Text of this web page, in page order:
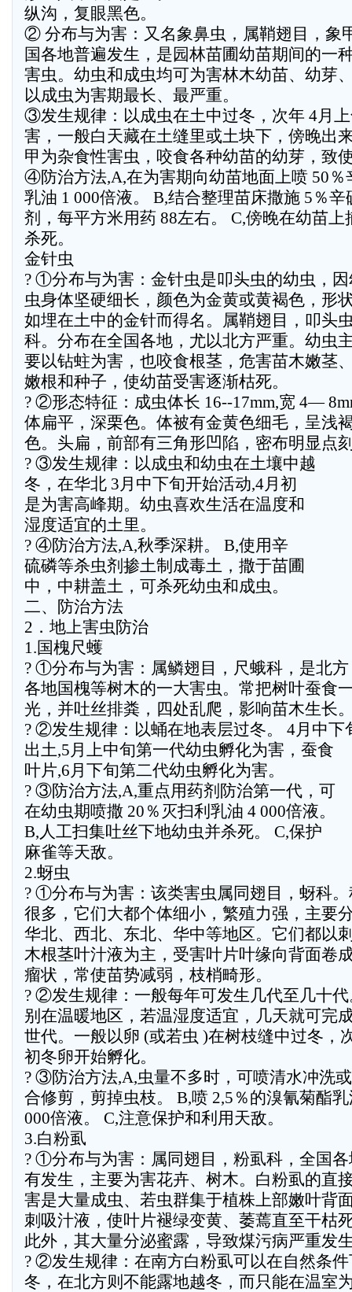
纵沟，复眼黑色。
② 分布与为害：又名象鼻虫，属鞘翅目，象
国各地普遍发生，是园林苗圃幼苗期间的一
害虫。幼虫和成虫均可为害林木幼苗、幼芽
以成虫为害期最长、最严重。
③发生规律：以成虫在土中过冬，次年 4月
害，一般白天藏在土缝里或土块下，傍晚出
甲为杂食性害虫，咬食各种幼苗的幼芽，致
④防治方法,A,在为害期向幼苗地面上喷 50％
乳油 1 000倍液。 B,结合整理苗床撒施 5％辛
剂，每平方米用药 88左右。 C,傍晚在幼苗上
杀死。
金针虫
? ①分布与为害：金针虫是叩头虫的幼虫，
虫身体坚硬细长，颜色为金黄或黄褐色，形
如埋在土中的金针而得名。属鞘翅目，叩头
科。分布在全国各地，尤以北方严重。幼虫
要以钻蛀为害，也咬食根茎，危害苗木嫩茎
嫩根和种子，使幼苗受害逐渐枯死。
? ②形态特征：成虫体长 16--17mm,宽 4—
体扁平，深栗色。体被有金黄色细毛，呈浅
色。头扁，前部有三角形凹陷，密布明显点
? ③发生规律：以成虫和幼虫在土壤中越
冬，在华北 3月中下旬开始活动,4月初
是为害高峰期。幼虫喜欢生活在温度和
湿度适宜的土里。
? ④防治方法,A,秋季深耕。 B,使用辛
硫磷等杀虫剂掺土制成毒土，撒于苗圃
中，中耕盖土，可杀死幼虫和成虫。
二、防治方法
2．地上害虫防治
1.国槐尺蠖
? ①分布与为害：属鳞翅目，尺蛾科，是北方
各地国槐等树木的一大害虫。常把树叶蚕食
光，并吐丝排粪，四处乱爬，影响苗木生长
? ②发生规律：以蛹在地表层过冬。 4月中下
出土,5月上中旬第一代幼虫孵化为害，蚕食
叶片,6月下旬第二代幼虫孵化为害。
? ③防治方法,A,重点用药剂防治第一代，可
在幼虫期喷撒 20％灭扫利乳油 4 000倍液。
B,人工扫集吐丝下地幼虫并杀死。 C,保护
麻雀等天敌。
2.蚜虫
? ①分布与为害：该类害虫属同翅目，蚜科
很多，它们大都个体细小，繁殖力强，主要
华北、西北、东北、华中等地区。它们都以
木根茎叶汁液为主，受害叶片叶缘向背面卷
瘤状，常使苗势减弱，枝梢畸形。
? ②发生规律：一般每年可发生几代至几十
别在温暖地区，若温湿度适宜，几天就可完
世代。一般以卵 (或若虫 )在树枝缝中过冬，
初冬卵开始孵化。
? ③防治方法,A,虫量不多时，可喷清水冲洗
合修剪，剪掉虫枝。 B,喷 2,5％的溴氰菊酯乳
000倍液。 C,注意保护和利用天敌。
3.白粉虱
? ①分布与为害：属同翅目，粉虱科，全国
有发生，主要为害花卉、树木。白粉虱的直
害是大量成虫、若虫群集于植株上部嫩叶背
刺吸汁液，使叶片褪绿变黄、萎蔫直至干枯
此外，其大量分泌蜜露，导致煤污病严重发
? ②发生规律：在南方白粉虱可以在自然条
冬，在北方则不能露地越冬，而只能在温室